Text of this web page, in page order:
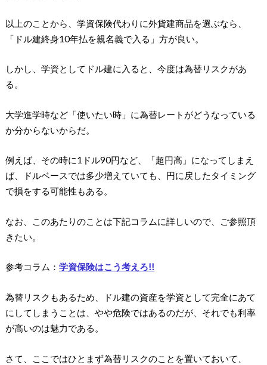
以上のことから、学資保険代わりに外貨建商品を選ぶなら、
「ドル建終身10年払を親名義で入る」方が良い。
しかし、学資としてドル建に入ると、今度は為替リスクがあ
る。
大学進学時など「使いたい時」に為替レートがどうなっている
か分からないからだ。
例えば、その時に1ドル90円など、「超円高」になってしまえ
ば、ドルベースでは多少増えていても、円に戻したタイミング
で損をする可能性もある。
なお、このあたりのことは下記コラムに詳しいので、ご参照頂
きたい。
参考コラム： 学資保険はこう考えろ!!
為替リスクもあるため、ドル建の資産を学資として完全にあて
にしてしまうことは、やや危険ではあるのだが、それでも利率
が高いのは魅力である。
さて、ここではひとまず為替リスクのことを置いておいて、